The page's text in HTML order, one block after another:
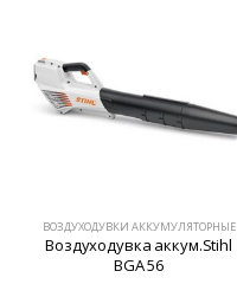
ВОЗДУХОДУВКИ АККУМУЛЯТОРНЫЕ
Воздуходувка аккум.Stihl
BGА 56